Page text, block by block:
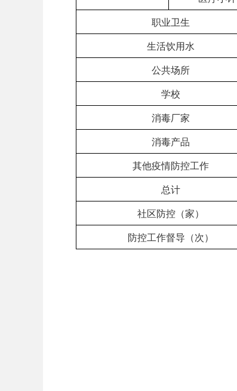
职业卫生
生活饮用水
公共场所
学校
消毒厂家
消毒产品
其他疫情防控工作
总计
社区防控（家）
防控工作督导（次）